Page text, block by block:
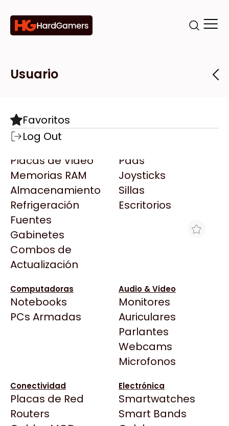
Categorías
Componentes
Motherboards
Microprocesadores
Placas de Video
Memorias RAM
Almacenamiento
Refrigeración
Fuentes
Gabinetes
Combos de
Actualización
Pads
Joysticks
Sillas
Escritorios
Computadoras
Notebooks
PCs Armadas
Audio & Video
Monitores
Auriculares
Parlantes
Webcams
Microfonos
Conectividad
Placas de Red
Routers
Electrónica
Smartwatches
Smart Bands
Marcas
Todas las Marcas
AMD
AULA
Acer
Adata
AeroCool
Antec
Arkham
Asrock
BenQ
CX
Cooler Master
Deepcool
Dell
EVGA
Tiendas
Destacadas
Todas las Tiendas
Click Gaming
Compufan Store
Dinobyte
Usuario
Favoritos
Log Out
HT ACCESORIO TAPA TERMINAL X 10U
Ver producto en la página de Max Tecno